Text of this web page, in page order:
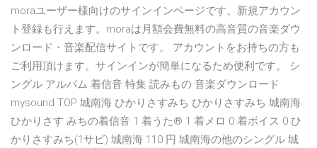
moraユーザー様向けのサインインページです。新規アカウン
ト登録も行えます。moraは月額会費無料の高音質の音楽ダウ
ンロード・音楽配信サイトです。 アカウントをお持ちの方も
ご利用頂けます。サインインが簡単になるため便利です。 シ
ングル アルバム 着信音 特集 読みもの 音楽ダウンロード
mysound TOP 城南海 ひかりさすみち ひかりさすみち 城南海
ひかりさす みちの着信音 1 着うた® 1 着メロ 0 着ボイス 0 ひ
かりさすみち(1サビ) 城南海 110 円 城南海の他のシングル 城